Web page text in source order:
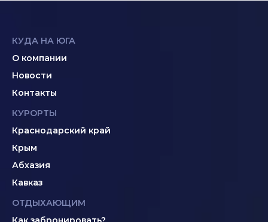
КУДА НА ЮГА
О компании
Новости
Контакты
КУРОРТЫ
Краснодарский край
Крым
Абхазия
Кавказ
ОТДЫХАЮЩИМ